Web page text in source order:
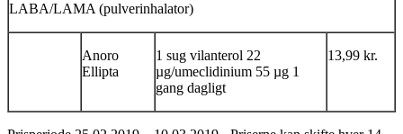
LABA/LAMA (pulverinhalator)
Anoro
Ellipta
1 sug vilanterol 22
µg/umeclidinium 55 µg 1
gang dagligt
13,99 kr.